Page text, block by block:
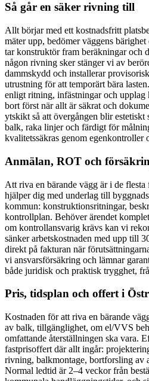
Så går en säker rivning till
Allt börjar med ett kostnadsfritt
mäter upp, bedömer väggens
tar konstruktör fram beräkningar och
någon rivning sker stänger vi av
dammskydd och installerar
utrustning för att temporärt bära
enligt ritning, infästningar och upplag
bort först när allt är säkrat och
ytskikt så att övergången blir
balk, raka linjer och färdigt för
kvalitetssäkras genom egenkontroller
Anmälan, ROT och
Att riva en bärande vägg är i de
hjälper dig med underlag till
kommun: konstruktionsritningar,
kontrollplan. Behöver ärendet
om kontrollansvarig krävs kan vi
sänker arbetskostnaden med upp till
direkt på fakturan när
vi ansvarsförsäkring och lämnar
både juridisk och praktisk trygghet,
Pris, tidsplan och offert i
Kostnaden för att riva en bärande
av balk, tillgänglighet, om el/VVS
omfattande återställningen ska vara.
fastprisoffert där allt ingår:
rivning, balkmontage, bortforsling av
Normal ledtid är 2–4 veckor från